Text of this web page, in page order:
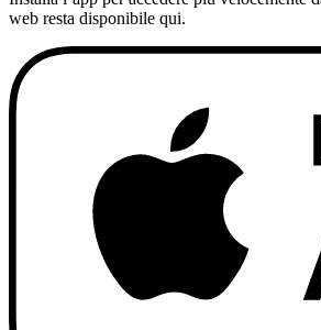
web resta disponibile qui.